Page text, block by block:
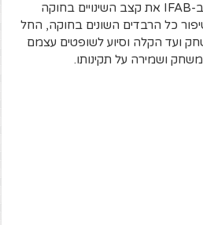
בשנים האחרונות העלו שם ב-IFAB את קצב השינויים בחוקה
כל הרבדים השונים בחוקה, החל
ועד הקלה וסיוע לשופטים עצמם
ושמירה על תקינותו.